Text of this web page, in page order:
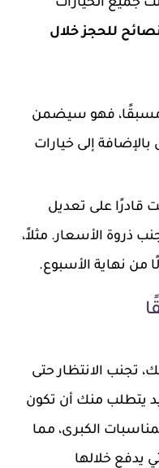
كانت جميع الخيارات
للحجز خلال
مسبقًا، فهو سيضمن
إلى خيارات
قادرًا على تعديل
ذروة الأسعار. مثلاً،
من نهاية الأسبوع.
تجنب الانتظار حتى
إن التخطيط الجيد يتطلب منك أن تكون
على دراية بالفعاليات المحلية والمناسبات الكبرى، مما
يدفع خلالها